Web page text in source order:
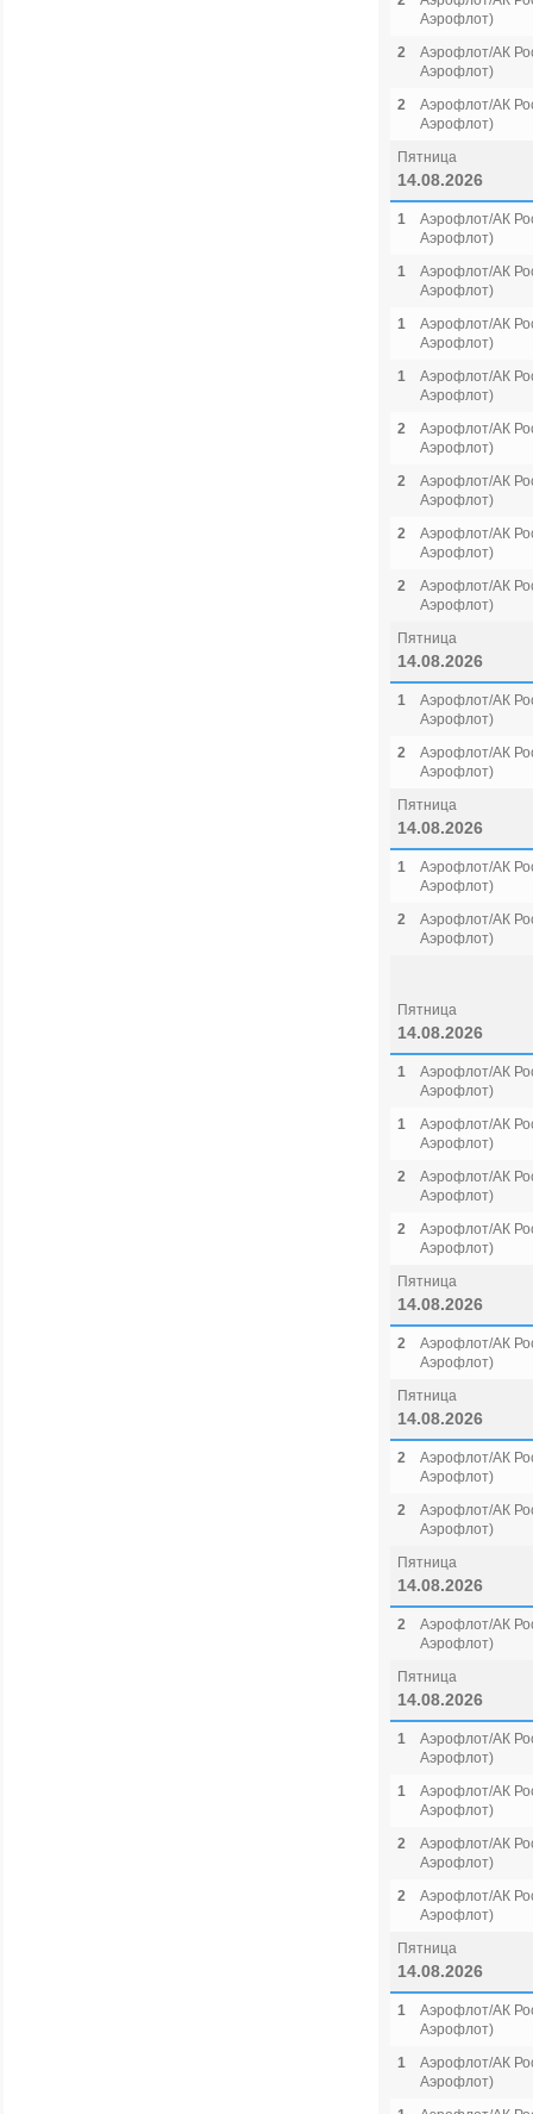
Аэрофлот)
2
Аэрофлот/АК
Аэрофлот)
2
Аэрофлот/АК
Аэрофлот)
Пятница
14.08.2026
1
Аэрофлот/АК
Аэрофлот)
1
Аэрофлот/АК
Аэрофлот)
1
Аэрофлот/АК
Аэрофлот)
1
Аэрофлот/АК
Аэрофлот)
2
Аэрофлот/АК
Аэрофлот)
2
Аэрофлот/АК
Аэрофлот)
2
Аэрофлот/АК
Аэрофлот)
2
Аэрофлот/АК
Аэрофлот)
Пятница
14.08.2026
1
Аэрофлот/АК
Аэрофлот)
2
Аэрофлот/АК
Аэрофлот)
Пятница
14.08.2026
1
Аэрофлот/АК
Аэрофлот)
2
Аэрофлот/АК
Аэрофлот)
Пятница
14.08.2026
1
Аэрофлот/АК
Аэрофлот)
1
Аэрофлот/АК
Аэрофлот)
2
Аэрофлот/АК
Аэрофлот)
2
Аэрофлот/АК
Аэрофлот)
Пятница
14.08.2026
2
Аэрофлот/АК
Аэрофлот)
Пятница
14.08.2026
2
Аэрофлот/АК
Аэрофлот)
2
Аэрофлот/АК
Аэрофлот)
Пятница
14.08.2026
2
Аэрофлот/АК
Аэрофлот)
Пятница
14.08.2026
1
Аэрофлот/АК
Аэрофлот)
1
Аэрофлот/АК
Аэрофлот)
2
Аэрофлот/АК
Аэрофлот)
2
Аэрофлот/АК
Аэрофлот)
Пятница
14.08.2026
1
Аэрофлот/АК
Аэрофлот)
1
Аэрофлот/АК
Аэрофлот)